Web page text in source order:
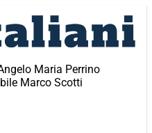
Maria Perrino
Marco Scotti